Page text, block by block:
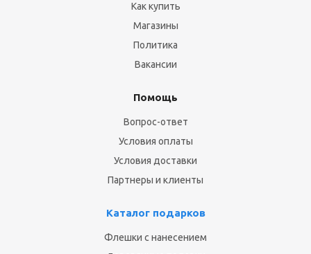
Как купить
Магазины
Политика
Вакансии
Помощь
Вопрос-ответ
Условия оплаты
Условия доставки
Партнеры и клиенты
Каталог подарков
Флешки с нанесением